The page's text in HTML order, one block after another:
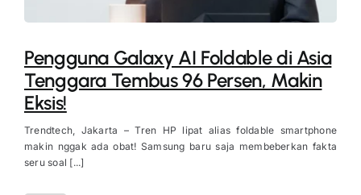
Pengguna Galaxy AI Foldable di Asia
Tenggara Tembus 96 Persen, Makin
Eksis!
Trendtech, Jakarta – Tren HP lipat alias foldable smartphone
makin nggak ada obat! Samsung baru saja membeberkan fakta
seru soal [...]